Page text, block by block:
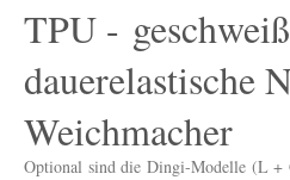
TPU -
dauerelastische
Weichmacher
Optional sind die Dingi-Modelle (L